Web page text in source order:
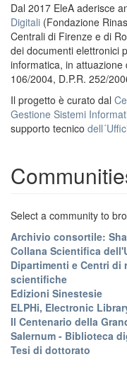
Dal 2017 EleA aderisce
Digitali (Fondazione
Centrali di Firenze e di
dei documenti elettronici
informatica, in
106/2004, D.P.R. 252/
Il progetto è curato dal
Gestione Sistemi
supporto tecnico
Select a community to
Archivio consortile:
Collana Scientifica
Dipartimenti e Centri di
scientifiche
Edizioni Sinestesie
ELPHi, Electronic
Il Centenario della
Salernum - Biblioteca
Tesi di dottorato